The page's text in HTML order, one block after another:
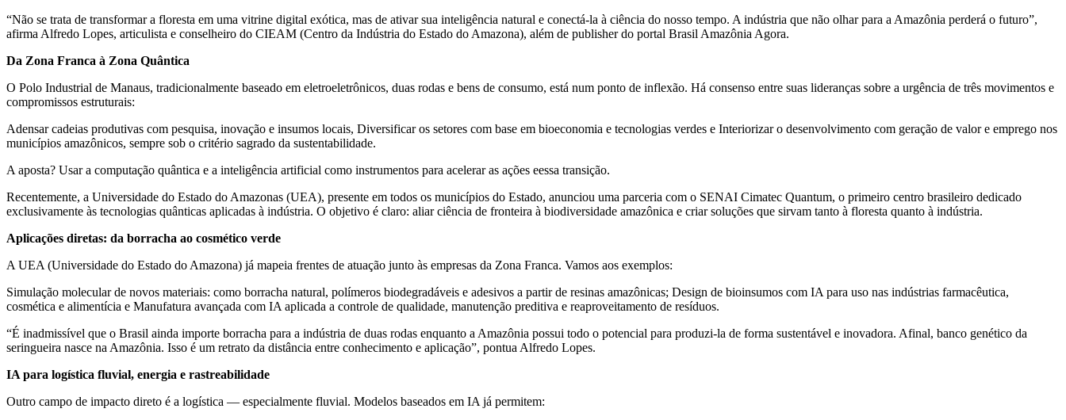
“Não se trata de transformar a floresta em uma vitrine digital exótica, mas de ativar sua inteligência natural e conectá-la à ciência do nosso tempo. A indústria que não olhar para a Amazônia perderá o futuro”,
afirma Alfredo Lopes, articulista e conselheiro do CIEAM (Centro da Indústria do Estado do Amazona), além de publisher do portal Brasil Amazônia Agora.
Da Zona Franca à Zona Quântica
O Polo Industrial de Manaus, tradicionalmente baseado em eletroeletrônicos, duas rodas e bens de consumo, está num ponto de inflexão. Há consenso entre suas lideranças sobre a urgência de três movimentos e
compromissos estruturais:
Adensar cadeias produtivas com pesquisa, inovação e insumos locais, Diversificar os setores com base em bioeconomia e tecnologias verdes e Interiorizar o desenvolvimento com geração de valor e emprego nos
municípios amazônicos, sempre sob o critério sagrado da sustentabilidade.
A aposta? Usar a computação quântica e a inteligência artificial como instrumentos para acelerar as ações eessa transição.
Recentemente, a Universidade do Estado do Amazonas (UEA), presente em todos os municípios do Estado, anunciou uma parceria com o SENAI Cimatec Quantum, o primeiro centro brasileiro dedicado
exclusivamente às tecnologias quânticas aplicadas à indústria. O objetivo é claro: aliar ciência de fronteira à biodiversidade amazônica e criar soluções que sirvam tanto à floresta quanto à indústria.
Aplicações diretas: da borracha ao cosmético verde
A UEA (Universidade do Estado do Amazona) já mapeia frentes de atuação junto às empresas da Zona Franca. Vamos aos exemplos:
Simulação molecular de novos materiais: como borracha natural, polímeros biodegradáveis e adesivos a partir de resinas amazônicas; Design de bioinsumos com IA para uso nas indústrias farmacêutica,
cosmética e alimentícia e Manufatura avançada com IA aplicada a controle de qualidade, manutenção preditiva e reaproveitamento de resíduos.
“É inadmissível que o Brasil ainda importe borracha para a indústria de duas rodas enquanto a Amazônia possui todo o potencial para produzi-la de forma sustentável e inovadora. Afinal, banco genético da
seringueira nasce na Amazônia. Isso é um retrato da distância entre conhecimento e aplicação”, pontua Alfredo Lopes.
IA para logística fluvial, energia e rastreabilidade
Outro campo de impacto direto é a logística — especialmente fluvial. Modelos baseados em IA já permitem: